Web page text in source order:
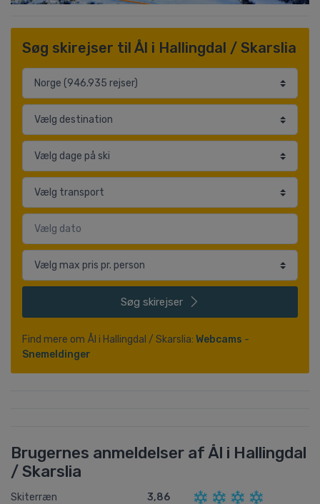
Søg skirejser til Ål i Hallingdal / Skarslia
Søg skirejser
Find mere om Ål i Hallingdal / Skarslia: Webcams -
Snemeldinger
Brugernes anmeldelser af Ål i Hallingdal
/ Skarslia
Skiterræn
3,86